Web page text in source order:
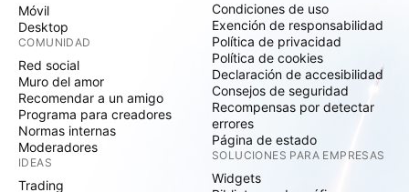
Móvil
Desktop
COMUNIDAD
Red social
Muro del amor
Recomendar a un amigo
Programa para creadores
Normas internas
Moderadores
IDEAS
Trading
Condiciones de uso
Exención de responsabilidad
Política de privacidad
Política de cookies
Declaración de accesibilidad
Consejos de seguridad
Recompensas por detectar
errores
Página de estado
SOLUCIONES PARA EMPRESAS
Widgets